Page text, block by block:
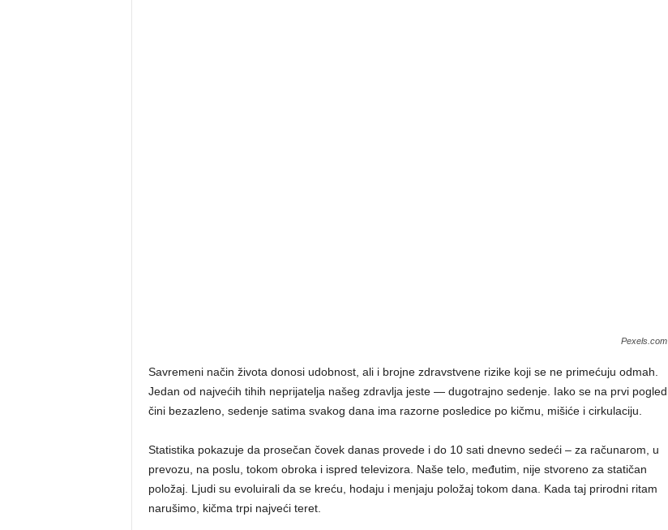
Pexels.com
Savremeni način života donosi udobnost, ali i brojne zdravstvene rizike koji se ne primećuju odmah.
Jedan od najvećih tihih neprijatelja našeg zdravlja jeste — dugotrajno sedenje. Iako se na prvi pogled
čini bezazleno, sedenje satima svakog dana ima razorne posledice po kičmu, mišiće i cirkulaciju.
Statistika pokazuje da prosečan čovek danas provede i do 10 sati dnevno sedeći – za računarom, u
prevozu, na poslu, tokom obroka i ispred televizora. Naše telo, međutim, nije stvoreno za statičan
položaj. Ljudi su evoluirali da se kreću, hodaju i menjaju položaj tokom dana. Kada taj prirodni ritam
narušimo, kičma trpi najveći teret.